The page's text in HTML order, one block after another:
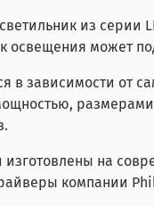
из серии
освещения может
в зависимости от
изготовлены на
компании